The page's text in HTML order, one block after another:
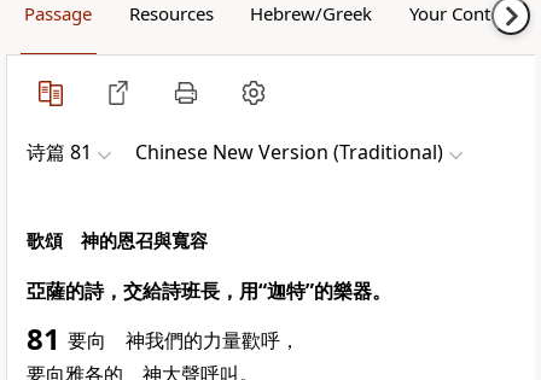
Passage Resources Hebrew/Greek Your Content
诗篇 81 Chinese New Version (Traditional)
歌頌 神的恩召與寬容
亞薩的詩，交給詩班長，用“迦特”的樂器。
81 要向 神我們的力量歡呼，
要向雅各的 神大聲呼叫。